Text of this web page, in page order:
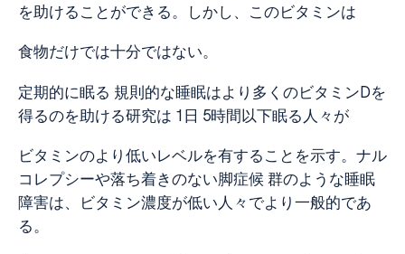
を助けることができる。しかし、このビタミンは
食物だけでは十分ではない。
定期的に眠る 規則的な睡眠はより多くのビタミンDを
得るのを助ける研究は 1日 5時間以下眠る人々が
ビタミンのより低いレベルを有することを示す。ナル
コレプシーや落ち着きのない脚症候 群のような睡眠
障害は、ビタミン濃度が低い人々でより一般的であ
る。